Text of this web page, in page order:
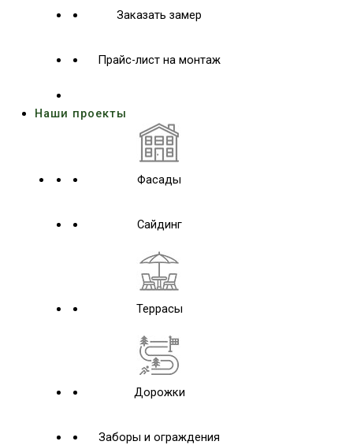
Заказать замер
Прайс-лист на монтаж
Наши проекты
Фасады
Сайдинг
Террасы
Дорожки
Заборы и ограждения